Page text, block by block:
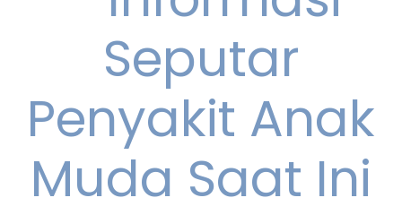
Seputar
Penyakit Anak
Muda Saat Ini